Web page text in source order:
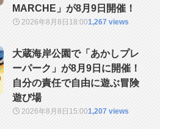
MARCHE」が8月9日開催！
2026年8月8日 18:001,267 views
大蔵海岸公園で「あかしプレ
ーパーク」が8月9日に開催！
自分の責任で自由に遊ぶ冒険
遊び場
2026年8月8日 15:001,207 views